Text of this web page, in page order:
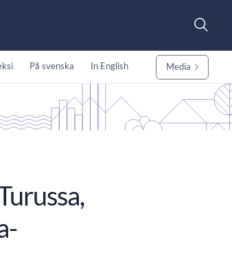
På svenska In English Media